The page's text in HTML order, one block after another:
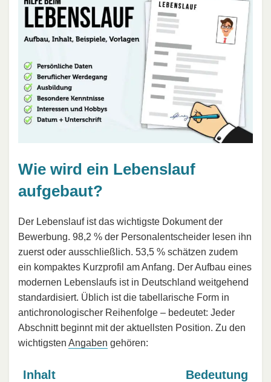
Wie wird ein Lebenslauf
aufgebaut?
Der Lebenslauf ist das wichtigste Dokument der
Bewerbung. 98,2 % der Personalentscheider lesen ihn
zuerst oder ausschließlich. 53,5 % schätzen zudem
ein kompaktes Kurzprofil am Anfang. Der Aufbau eines
modernen Lebenslaufs ist in Deutschland weitgehend
standardisiert. Üblich ist die tabellarische Form in
antichronologischer Reihenfolge – bedeutet: Jeder
Abschnitt beginnt mit der aktuellsten Position. Zu den
wichtigsten Angaben gehören:
Inhalt Bedeutung